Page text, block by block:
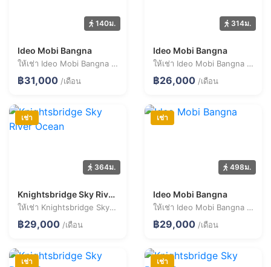
140ม.
Ideo Mobi Bangna
ให้เช่า Ideo Mobi Bangna 2 ห้องนอน 49.0 ตร.ม. ราคา 31,000 บาท/เดือน
฿31,000 /เดือน
314ม.
Ideo Mobi Bangna
ให้เช่า Ideo Mobi Bangna 2 ห้องนอน 58.5 ตร.ม. ราคา 26,000 บาท/เดือน
฿26,000 /เดือน
เช่า
364ม.
Knightsbridge Sky River Ocean
ให้เช่า Knightsbridge Sky River Ocean 2 ห้องนอน 45.7 ตร.ม. ราคา 29,000 บาท/เดือน
฿29,000 /เดือน
เช่า
498ม.
Ideo Mobi Bangna
ให้เช่า Ideo Mobi Bangna 2 ห้องนอน 49.3 ตร.ม. ราคา 29,000 บาท/เดือน
฿29,000 /เดือน
เช่า เช่า